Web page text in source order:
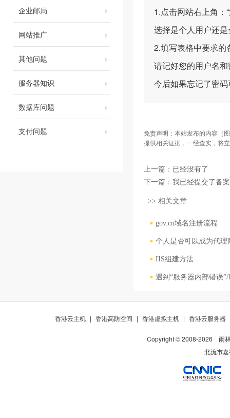
企业邮局
网站推广
其他问题
服务器知识
数据库问题
支付问题
1.点击网站右上角：
选择是个人用户还
2.填写表格中要求
请记好您的用户名
今后如果忘记了密
免责声明：本站发布的内容（
提供相关证据，一经查实，将
上一篇：已经没有了
下一篇： 我已经提交了备
>> 相关文章
gov.cn域名注册流程
个人是否可以成为代理
IIS组建方法
遇到“服务器内部错误
香港云主机 | 香港高防空间 | 香港虚拟主机 | 香港云服务器
Copyright © 2008-2026
雨
北流市